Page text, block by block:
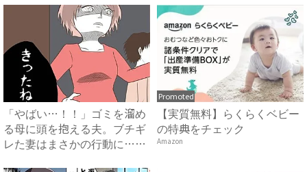
「やばい…！！」ゴミを溜め
る母に頭を抱える夫。ブチギ
レた妻はまさかの行動に…！
Promoted
【実質無料】らくらくベビー
の特典をチェック
Amazon